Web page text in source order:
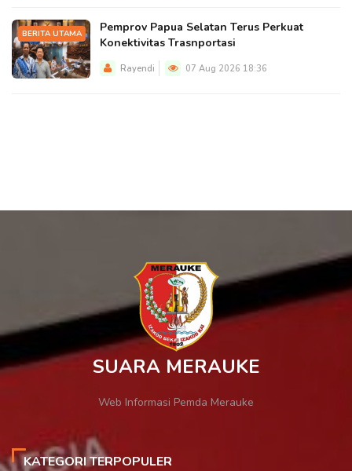
BERITA UTAMA
Pemprov Papua Selatan Terus Perkuat
Konektivitas Trasnportasi
Rayendi 07 Aug 2026 18:36
SUARA MERAUKE
Web Informasi Pemda Merauke
KATEGORI TERPOPULER